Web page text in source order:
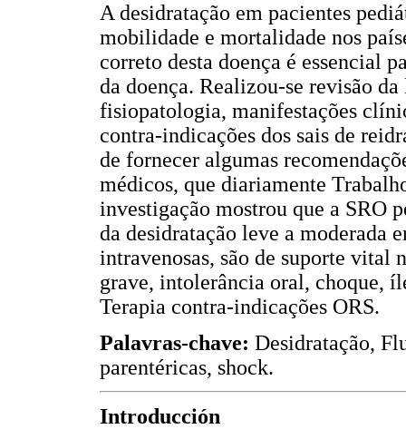
A desidratação em pacientes
mobilidade e mortalidade nos
correto desta doença é essencial
da doença. Realizou-se revisão
fisiopatologia, manifestações
contra-indicações dos sais de
de fornecer algumas
médicos, que diariamente
investigação mostrou que a SRO
da desidratação leve a moderada
intravenosas, são de suporte vital
grave, intolerância oral, choque,
Terapia contra-indicações ORS.
Palavras-chave: Desidratação,
parentéricas, shock.
Introducción